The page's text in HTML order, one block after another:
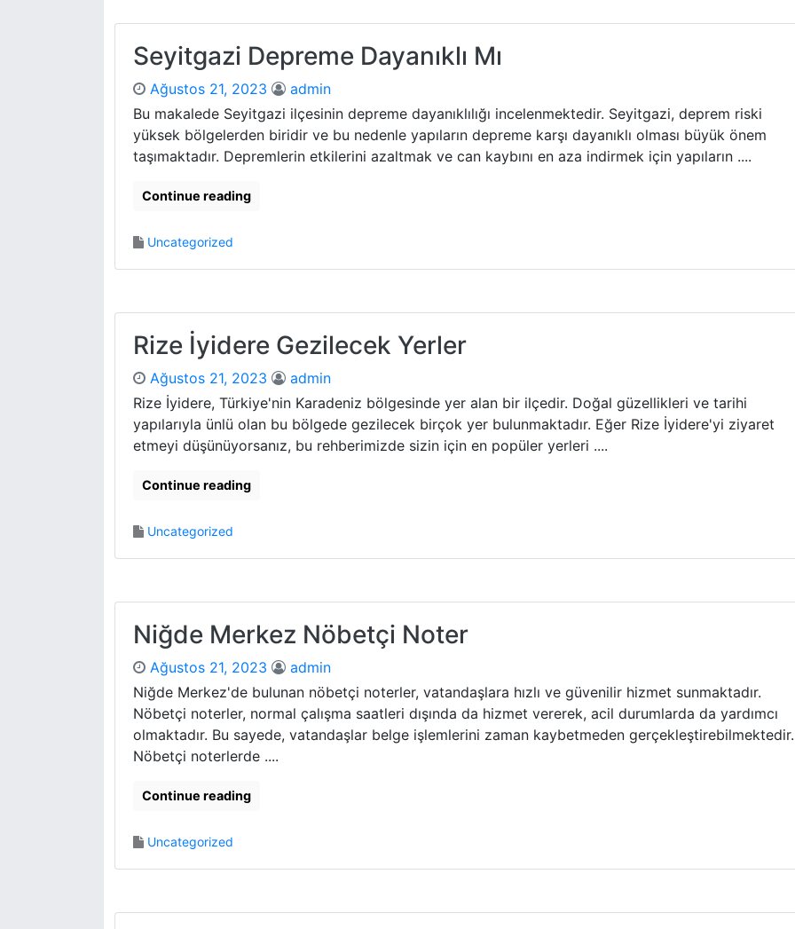
Seyitgazi Depreme Dayanıklı Mı
Ağustos 21, 2023
admin
Bu makalede Seyitgazi ilçesinin depreme dayanıklılığı incelenmektedir. Seyitgazi, deprem riski
yüksek bölgelerden biridir ve bu nedenle yapıların depreme karşı dayanıklı olması büyük önem
taşımaktadır. Depremlerin etkilerini azaltmak ve can kaybını en aza indirmek için yapıların ....
Continue reading
Uncategorized
Rize İyidere Gezilecek Yerler
Ağustos 21, 2023
admin
Rize İyidere, Türkiye'nin Karadeniz bölgesinde yer alan bir ilçedir. Doğal güzellikleri ve tarihi
yapılarıyla ünlü olan bu bölgede gezilecek birçok yer bulunmaktadır. Eğer Rize İyidere'yi ziyaret
etmeyi düşünüyorsanız, bu rehberimizde sizin için en popüler yerleri ....
Continue reading
Uncategorized
Niğde Merkez Nöbetçi Noter
Ağustos 21, 2023
admin
Niğde Merkez'de bulunan nöbetçi noterler, vatandaşlara hızlı ve güvenilir hizmet sunmaktadır.
Nöbetçi noterler, normal çalışma saatleri dışında da hizmet vererek, acil durumlarda da yardımcı
olmaktadır. Bu sayede, vatandaşlar belge işlemlerini zaman kaybetmeden gerçekleştirebilmektedir.
Nöbetçi noterlerde ....
Continue reading
Uncategorized